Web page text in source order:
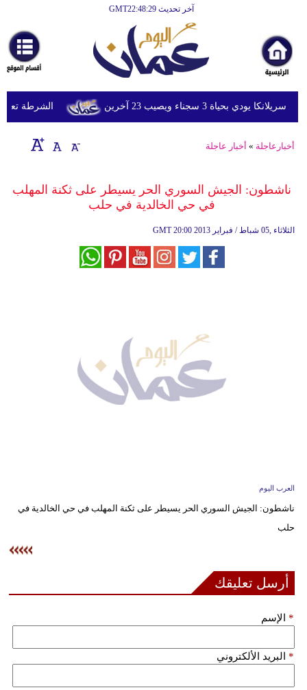
آخر تحديث GMT22:48:29
أخبارعاجلة
رياضة
ثقافة
إقتصاد
وموسيقى
وتكنولوجيا
بيئة
سيارات
الشرطة تعتقل بحياة 3 سجناء ويصيب 23 آخرين
أخبارعاجلة » أخبار عاجلة
ناشطون: الجيش السوري الحر يسيطر على ثكنة المهلب
في حي الخالدية في حلب
GMT 20:00 2013 الثلاثاء ,05 شباط / فبراير
العرب اليوم
ناشطون: الجيش السوري الحر يسيطر على ثكنة المهلب في حي الخالدية في
حلب
أرسل تعليقك
الإسم *
البريد الألكتروني *